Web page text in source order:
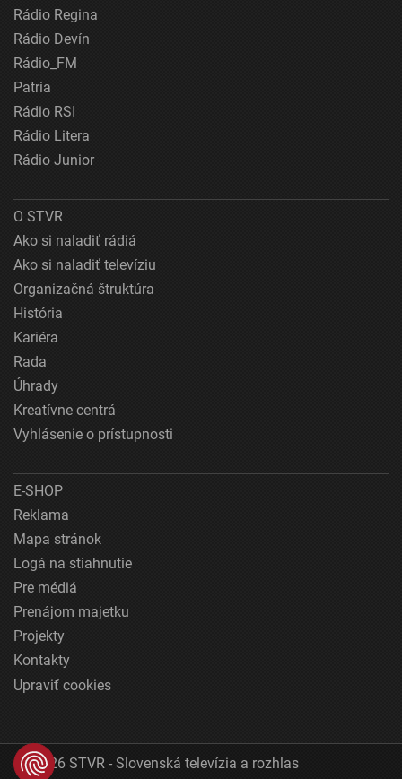
Rádio Regina
Rádio Devín
Rádio_FM
Patria
Rádio RSI
Rádio Litera
Rádio Junior
O STVR
Ako si naladiť rádiá
Ako si naladiť televíziu
Organizačná štruktúra
História
Kariéra
Rada
Úhrady
Kreatívne centrá
Vyhlásenie o prístupnosti
E-SHOP
Reklama
Mapa stránok
Logá na stiahnutie
Pre médiá
Prenájom majetku
Projekty
Kontakty
Upraviť cookies
© 2026 STVR - Slovenská televízia a rozhlas